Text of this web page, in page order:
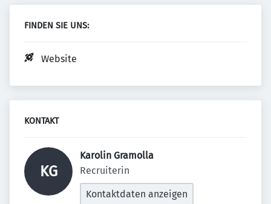
FINDEN SIE UNS:
Website
KONTAKT
KG
Karolin Gramolla
Recruiterin
Kontaktdaten anzeigen